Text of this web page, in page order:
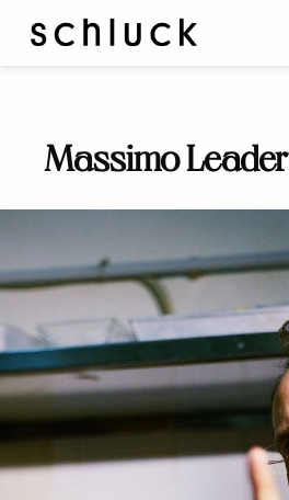
Massimo Leader